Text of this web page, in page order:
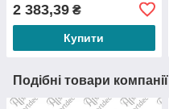
2 383,39 ₴
Купити
Подібні товари компанії